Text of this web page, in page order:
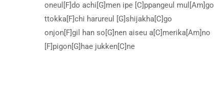
oneul[F]do achi[G]men ipe [C]ppangeul mul[Am]go
ttokka[F]chi harureul [G]shijakha[C]go
onjon[F]gil han so[G]nen aiseu a[C]merika[Am]no
[F]pigon[G]hae jukken[C]ne